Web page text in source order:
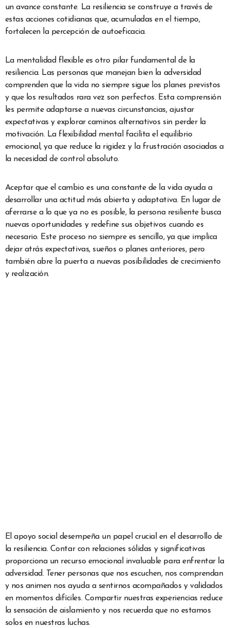
un avance constante. La resiliencia se construye a través de
estas acciones cotidianas que, acumuladas en el tiempo,
fortalecen la percepción de autoeficacia.
La mentalidad flexible es otro pilar fundamental de la
resiliencia. Las personas que manejan bien la adversidad
comprenden que la vida no siempre sigue los planes previstos
y que los resultados rara vez son perfectos. Esta comprensión
les permite adaptarse a nuevas circunstancias, ajustar
expectativas y explorar caminos alternativos sin perder la
motivación. La flexibilidad mental facilita el equilibrio
emocional, ya que reduce la rigidez y la frustración asociadas a
la necesidad de control absoluto.
Aceptar que el cambio es una constante de la vida ayuda a
desarrollar una actitud más abierta y adaptativa. En lugar de
aferrarse a lo que ya no es posible, la persona resiliente busca
nuevas oportunidades y redefine sus objetivos cuando es
necesario. Este proceso no siempre es sencillo, ya que implica
dejar atrás expectativas, sueños o planes anteriores, pero
también abre la puerta a nuevas posibilidades de crecimiento
y realización.
El apoyo social desempeña un papel crucial en el desarrollo de
la resiliencia. Contar con relaciones sólidas y significativas
proporciona un recurso emocional invaluable para enfrentar la
adversidad. Tener personas que nos escuchen, nos comprendan
y nos animen nos ayuda a sentirnos acompañados y validados
en momentos difíciles. Compartir nuestras experiencias reduce
la sensación de aislamiento y nos recuerda que no estamos
solos en nuestras luchas.